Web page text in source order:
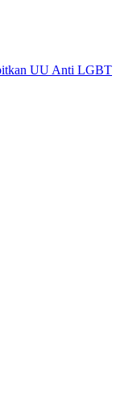
UU Anti LGBT
Dakwah Gelar
Penanganan Kasus
Festival Tunas